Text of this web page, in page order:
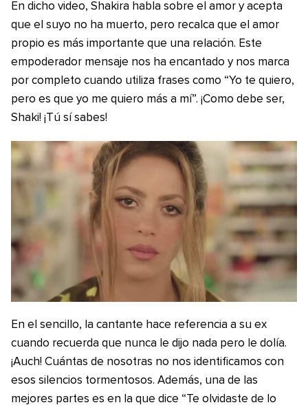
En dicho video, Shakira habla sobre el amor y acepta
que el suyo no ha muerto, pero recalca que el amor
propio es más importante que una relación. Este
empoderador mensaje nos ha encantado y nos marca
por completo cuando utiliza frases como “Yo te quiero,
pero es que yo me quiero más a mí”. ¡Como debe ser,
Shaki! ¡Tú sí sabes!
En el sencillo, la cantante hace referencia a su ex
cuando recuerda que nunca le dijo nada pero le dolía.
¡Auch! Cuántas de nosotras no nos identificamos con
esos silencios tormentosos. Además, una de las
mejores partes es en la que dice “Te olvidaste de lo